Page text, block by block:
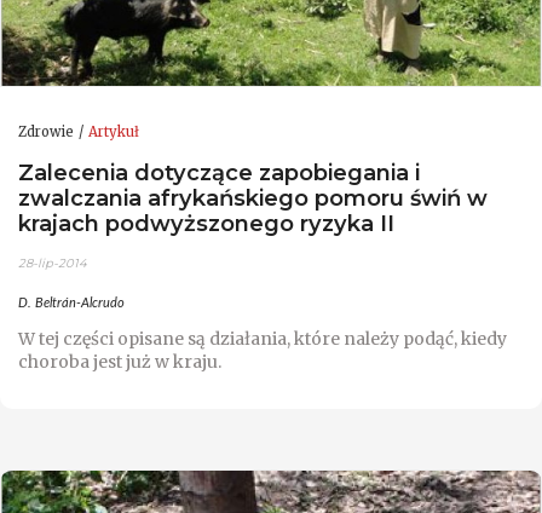
Zdrowie Artykuł
Zalecenia dotyczące zapobiegania i
zwalczania afrykańskiego pomoru świń w
krajach podwyższonego ryzyka II
28-lip-2014
D. Beltrán-Alcrudo
W tej części opisane są działania, które należy podąć, kiedy
choroba jest już w kraju.